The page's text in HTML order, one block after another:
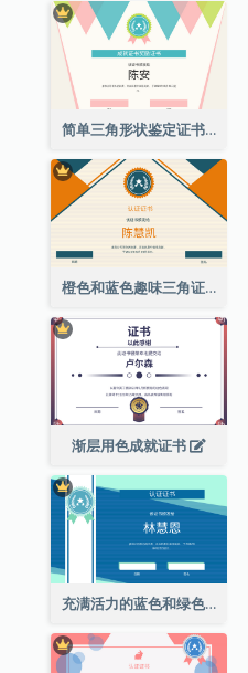
简单三角形状鉴定证书
橙色和蓝色趣味三角证书
渐层用色成就证书
充满活力的蓝色和绿色徽章证书